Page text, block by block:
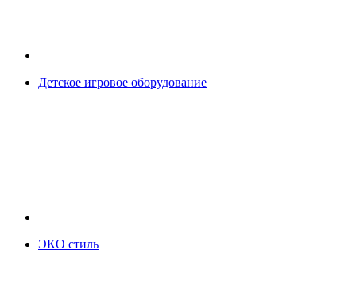
Детское игровое оборудование
ЭКО стиль